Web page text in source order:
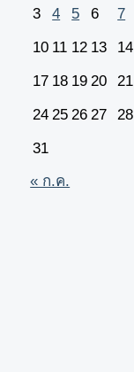
3
4 5 6 7
10 11 12 13 14
17 18 19 20 21
24 25 26 27 28
31
« ก.ค.